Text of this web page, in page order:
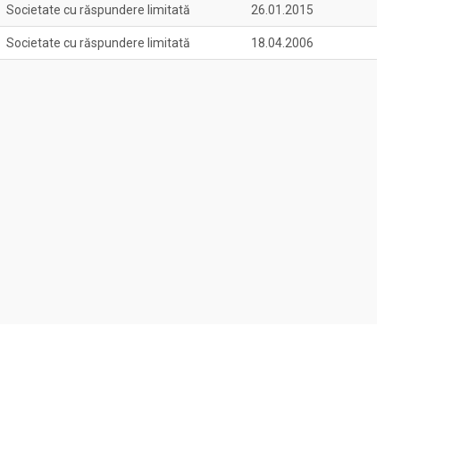
Societate cu răspundere limitată 26.01.2015
Societate cu răspundere limitată 18.04.2006